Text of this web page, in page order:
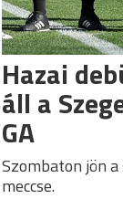
Hazai
áll a
GA
Szombaton jön
meccse.